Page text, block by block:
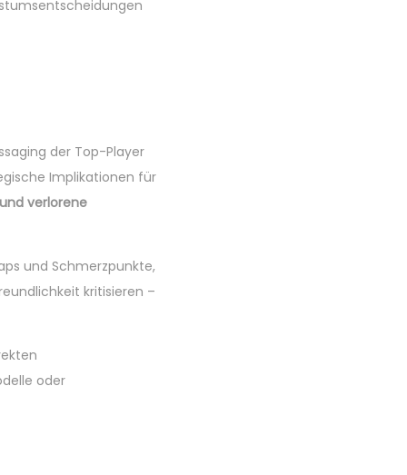
der Top-Player
Implikationen für
verlorene
und Schmerzpunkte,
kritisieren –
oder